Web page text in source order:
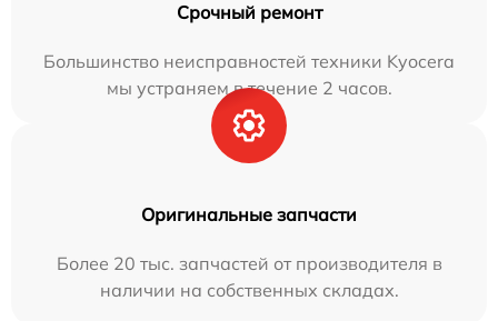
Срочный ремонт
Большинство неисправностей техники Kyocera
мы устраняем в течение 2 часов.
Оригинальные запчасти
Более 20 тыс. запчастей от производителя в
наличии на собственных складах.